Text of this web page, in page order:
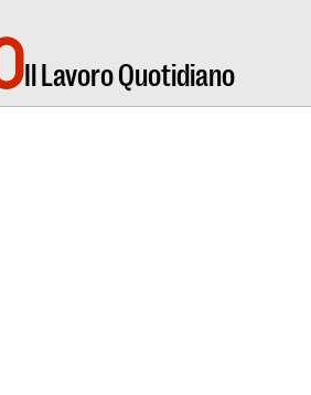
Il Lavoro Quotidiano